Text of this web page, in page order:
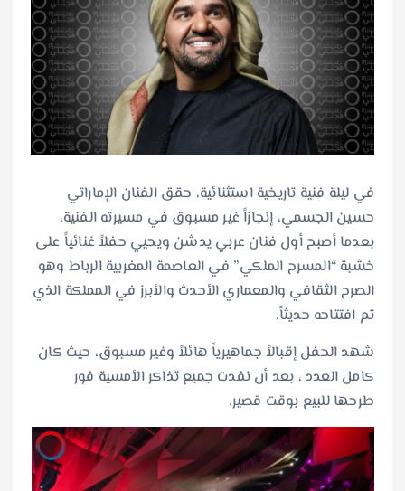
​في ليلة فنية تاريخية استثنائية، حقق الفنان الإماراتي
حسين الجسمي، إنجازاً غير مسبوق في مسيرته الفنية،
بعدما أصبح أول فنان عربي يدشن ويحيي حفلاً غنائياً على
خشبة “المسرح الملكي” في العاصمة المغربية الرباط وهو
الصرح الثقافي والمعماري الأحدث والأبرز في المملكة الذي
تم افتتاحه حديثاً.
​شهد الحفل إقبالاً جماهيرياً هائلاً وغير مسبوق، حيث كان
كامل العدد ، بعد أن نفدت جميع تذاكر الأمسية فور
طرحها للبيع بوقت قصير.